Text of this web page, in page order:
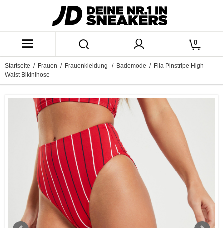
0
Startseite / Frauen / Frauenkleidung / Bademode / Fila Pinstripe High
Waist Bikinihose